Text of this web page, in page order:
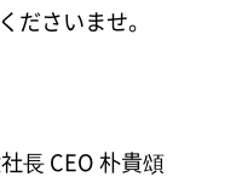
ださいませ。
⻑ CEO 朴貴頌